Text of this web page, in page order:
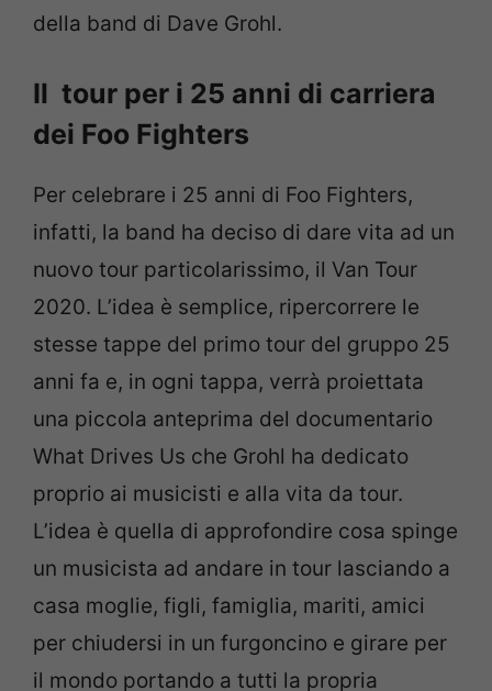
della band di Dave Grohl.
Il tour per i 25 anni di carriera
dei Foo Fighters
Per celebrare i 25 anni di Foo Fighters,
infatti, la band ha deciso di dare vita ad un
nuovo tour particolarissimo, il Van Tour
2020. L’idea è semplice, ripercorrere le
stesse tappe del primo tour del gruppo 25
anni fa e, in ogni tappa, verrà proiettata
una piccola anteprima del documentario
What Drives Us che Grohl ha dedicato
proprio ai musicisti e alla vita da tour.
L’idea è quella di approfondire cosa spinge
un musicista ad andare in tour lasciando a
casa moglie, figli, famiglia, mariti, amici
per chiudersi in un furgoncino e girare per
il mondo portando a tutti la propria